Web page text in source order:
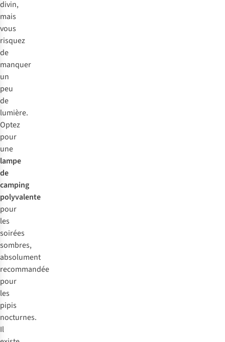
divin,
mais
vous
risquez
de
manquer
un
peu
de
lumière.
Optez
pour
une
lampe
de
camping
polyvalente
pour
les
soirées
sombres,
absolument
recommandée
pour
les
pipis
nocturnes.
Il